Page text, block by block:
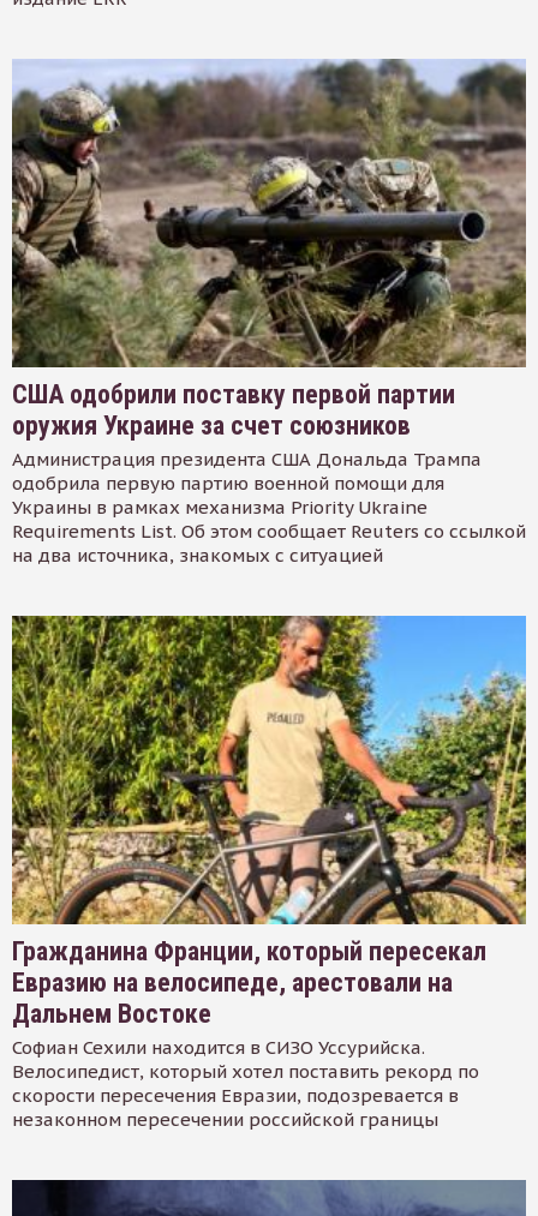
США одобрили поставку первой партии
оружия Украине за счет союзников
Администрация президента США Дональда Трампа
одобрила первую партию военной помощи для
Украины в рамках механизма Priority Ukraine
Requirements List. Об этом сообщает Reuters со ссылкой
на два источника, знакомых с ситуацией
Гражданина Франции, который пересекал
Евразию на велосипеде, арестовали на
Дальнем Востоке
Софиан Сехили находится в СИЗО Уссурийска.
Велосипедист, который хотел поставить рекорд по
скорости пересечения Евразии, подозревается в
незаконном пересечении российской границы